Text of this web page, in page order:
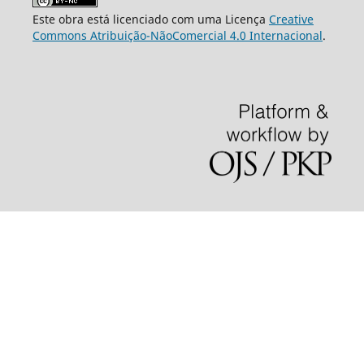
Este obra está licenciado com uma Licença Creative
Commons Atribuição-NãoComercial 4.0 Internacional.